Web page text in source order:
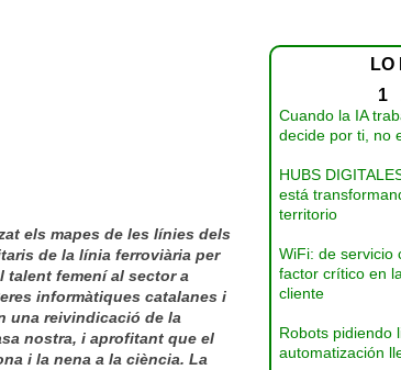
els mapes de les línies dels
de la línia ferroviària per
femení al sector a
informàtiques catalanes i
una reivindicació de la
nostra, i aprofitant que el
i la nena a la ciència. La
LO
1
Cuando la IA
decide por ti, no
HUBS
está
territorio
WiFi: de servicio
factor crítico en
cliente
Robots pidiendo
automatización